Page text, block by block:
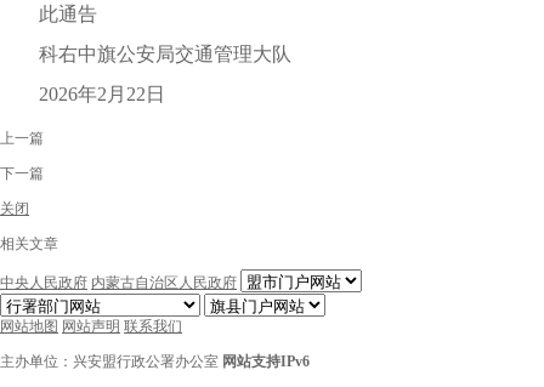
此通告
科右中旗公安局交通管理大队
2026年2月22日
上一篇
下一篇
关闭
相关文章
中央人民政府 内蒙古自治区人民政府
网站地图 网站声明 联系我们
主办单位：兴安盟行政公署办公室 网站支持IPv6